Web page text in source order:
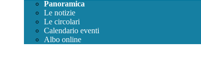
Panoramica
Le notizie
Le circolari
Calendario eventi
Albo online